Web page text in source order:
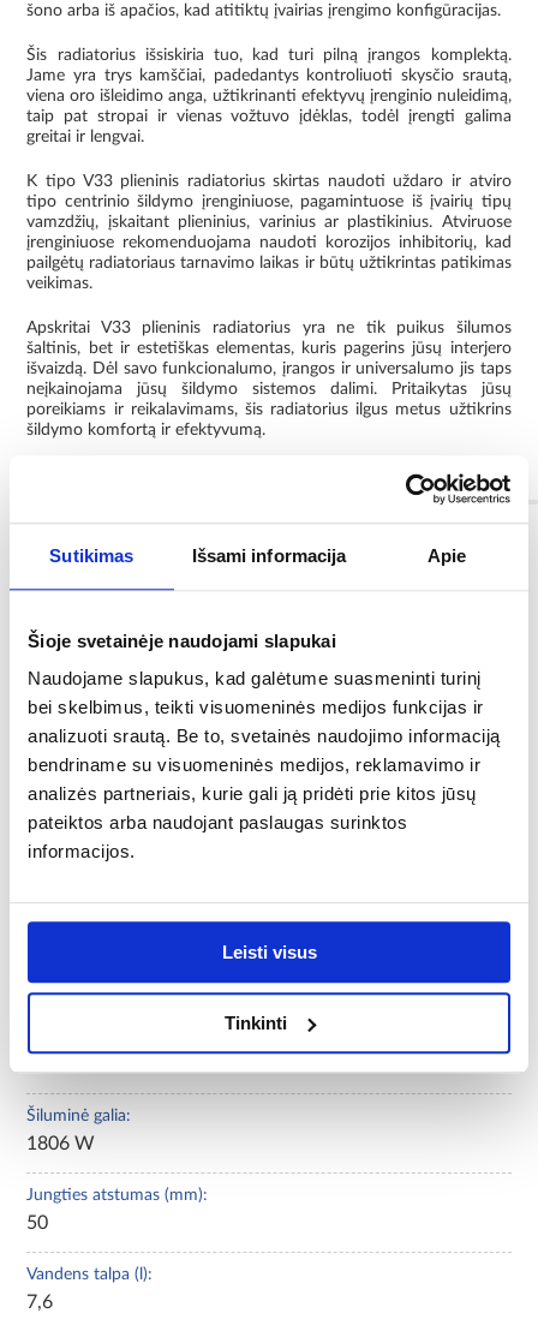
Sutikimas Išsami informacija Apie
Šioje svetainėje naudojami slapukai
Naudojame slapukus, kad galėtume suasmeninti turinį
bei skelbimus, teikti visuomeninės medijos funkcijas ir
analizuoti srautą. Be to, svetainės naudojimo informaciją
bendriname su visuomeninės medijos, reklamavimo ir
analizės partneriais, kurie gali ją pridėti prie kitos jūsų
pateiktos arba naudojant paslaugas surinktos
informacijos.
Leisti visus
Tinkinti
šono arba iš apačios, kad atitiktų įvairias įrengimo konfigūracijas.
Šis radiatorius išsiskiria tuo, kad turi pilną įrangos komplektą.
Jame yra trys kamščiai, padedantys kontroliuoti skysčio srautą,
viena oro išleidimo anga, užtikrinanti efektyvų įrenginio nuleidimą,
taip pat stropai ir vienas vožtuvo įdėklas, todėl įrengti galima
greitai ir lengvai.
K tipo V33 plieninis radiatorius skirtas naudoti uždaro ir atviro
tipo centrinio šildymo įrenginiuose, pagamintuose iš įvairių tipų
vamzdžių, įskaitant plieninius, varinius ar plastikinius. Atviruose
įrenginiuose rekomenduojama naudoti korozijos inhibitorių, kad
pailgėtų radiatoriaus tarnavimo laikas ir būtų užtikrintas patikimas
veikimas.
Apskritai V33 plieninis radiatorius yra ne tik puikus šilumos
šaltinis, bet ir estetiškas elementas, kuris pagerins jūsų interjero
išvaizdą. Dėl savo funkcionalumo, įrangos ir universalumo jis taps
neįkainojama jūsų šildymo sistemos dalimi. Pritaikytas jūsų
poreikiams ir reikalavimams, šis radiatorius ilgus metus užtikrins
šildymo komfortą ir efektyvumą.
Spalva:
baltas
plotis [mm]:
160
Ilgis [mm]:
800
Aukštis [mm]:
600
1,0 MPa (10 bar)
Maksimali vandens temperatūra:
120°C
Šiluminė galia:
1806 W
Jungties atstumas (mm):
50
Vandens talpa (l):
7,6